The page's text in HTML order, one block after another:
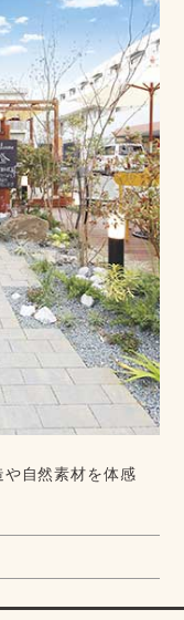
自然素材を体感